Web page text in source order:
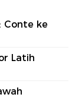
Conte ke
Latih